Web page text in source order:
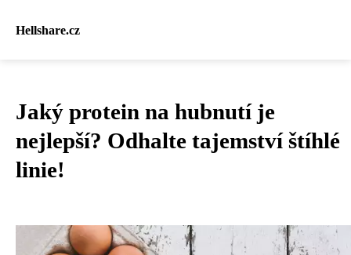
Hellshare.cz
Jaký protein na hubnutí je
nejlepší? Odhalte tajemství štíhlé
linie!